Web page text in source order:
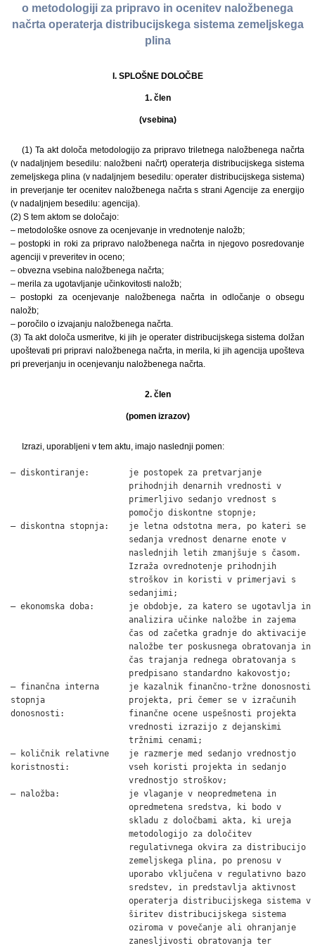
o metodologiji za pripravo in ocenitev naložbenega
načrta operaterja distribucijskega sistema zemeljskega
plina
I. SPLOŠNE DOLOČBE
1. člen
(vsebina)
(1) Ta akt določa metodologijo za pripravo triletnega naložbenega načrta
(v nadaljnjem besedilu: naložbeni načrt) operaterja distribucijskega sistema
zemeljskega plina (v nadaljnjem besedilu: operater distribucijskega sistema)
in preverjanje ter ocenitev naložbenega načrta s strani Agencije za energijo
(v nadaljnjem besedilu: agencija).
(2) S tem aktom se določajo:
– metodološke osnove za ocenjevanje in vrednotenje naložb;
– postopki in roki za pripravo naložbenega načrta in njegovo posredovanje
agenciji v preveritev in oceno;
– obvezna vsebina naložbenega načrta;
– merila za ugotavljanje učinkovitosti naložb;
– postopki za ocenjevanje naložbenega načrta in odločanje o obsegu
naložb;
– poročilo o izvajanju naložbenega načrta.
(3) Ta akt določa usmeritve, ki jih je operater distribucijskega sistema dolžan
upoštevati pri pripravi naložbenega načrta, in merila, ki jih agencija upošteva
pri preverjanju in ocenjevanju naložbenega načrta.
2. člen
(pomen izrazov)
Izrazi, uporabljeni v tem aktu, imajo naslednji pomen:
– diskontiranje:        je postopek za pretvarjanje
                        prihodnjih denarnih vrednosti v
                        primerljivo sedanjo vrednost s
                        pomočjo diskontne stopnje;
– diskontna stopnja:    je letna odstotna mera, po kateri se
                        sedanja vrednost denarne enote v
                        naslednjih letih zmanjšuje s časom.
                        Izraža ovrednotenje prihodnjih
                        stroškov in koristi v primerjavi s
                        sedanjimi;
– ekonomska doba:       je obdobje, za katero se ugotavlja in
                        analizira učinke naložbe in zajema
                        čas od začetka gradnje do aktivacije
                        naložbe ter poskusnega obratovanja in
                        čas trajanja rednega obratovanja s
                        predpisano standardno kakovostjo;
– finančna interna      je kazalnik finančno-tržne donosnosti
stopnja                 projekta, pri čemer se v izračunih
donosnosti:             finančne ocene uspešnosti projekta
                        vrednosti izrazijo z dejanskimi
                        tržnimi cenami;
– količnik relativne    je razmerje med sedanjo vrednostjo
koristnosti:            vseh koristi projekta in sedanjo
                        vrednostjo stroškov;
– naložba:              je vlaganje v neopredmetena in
                        opredmetena sredstva, ki bodo v
                        skladu z določbami akta, ki ureja
                        metodologijo za določitev
                        regulativnega okvira za distribucijo
                        zemeljskega plina, po prenosu v
                        uporabo vključena v regulativno bazo
                        sredstev, in predstavlja aktivnost
                        operaterja distribucijskega sistema v
                        širitev distribucijskega sistema
                        oziroma v povečanje ali ohranjanje
                        zanesljivosti obratovanja ter